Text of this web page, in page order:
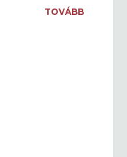
TOVÁBB